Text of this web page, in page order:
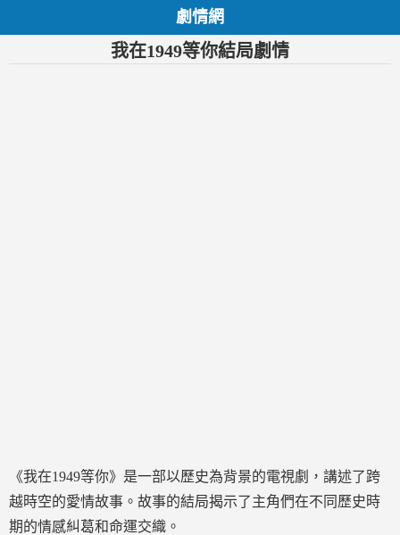
劇情網
我在1949等你結局劇情
《我在1949等你》是一部以歷史為背景的電視劇，講述了跨
越時空的愛情故事。故事的結局揭示了主角們在不同歷史時
期的情感糾葛和命運交織。